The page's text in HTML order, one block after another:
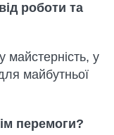
роботи та
майстерність, у
майбутньої
перемоги?